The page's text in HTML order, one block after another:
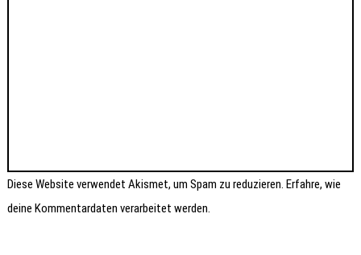
Diese Website verwendet Akismet, um Spam zu reduzieren.Erfahre, wie
deine Kommentardaten verarbeitet werden.